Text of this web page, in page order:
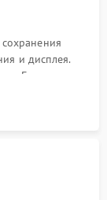
и дисплея.
Бережная